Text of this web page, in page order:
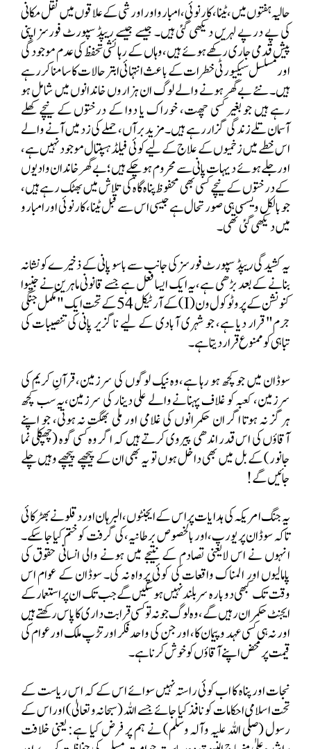
حالیہ ہفتوں میں، ٹینا، کارنوئی، امبارو اور اورشی کے علاقوں میں نقل مکانی
کی پے در پے لہریں دیکھی گئی ہیں۔ جیسے جیسے ریپڈ سپورٹ فورسز اپنی
پیش قدمی جاری رکھے ہوئے ہیں، وہاں کے رہائشی تحفظ کی عدم موجودگی
اور مسلسل سیکیورٹی خطرات کے باعث انتہائی ابتر حالات کا سامنا کر رہے
ہیں۔ نئے بے گھر ہونے والے لوگ ان ہزاروں خاندانوں میں شامل ہو
رہے ہیں جو بغیر کسی چھت، خوراک یا دوا کے درختوں کے نیچے کھلے
آسمان تلے زندگی گزار رہے ہیں۔ مزید برآں، حملے کی زد میں آنے والے
اس خطے میں زخمیوں کے علاج کے لیے کوئی فیلڈ ہسپتال موجود نہیں ہے،
اور جلے ہوئے دیہات پانی سے محروم ہو چکے ہیں؛ بے گھر خاندان وادیوں
کے درختوں کے نیچے کسی بھی محفوظ پناہ گاہ کی تلاش میں بھٹک رہے ہیں،
جو بالکل ویسسی ہی صورتحال ہے جیسی اس سے قبل ٹینا، کارنوئی اور امبارو
میں دیکھی گئی تھی۔
یہ کشیدگی ریپڈ سپورٹ فورسز کی جانب سے باسو پانی کے ذخیرے کو نشانہ
بنانے کے بعد بڑھی ہے،یہ ایک ایسا فعل ہے جسے قانونی ماہرین نے جنیوا
کنونشن کے پروٹوکول ون (I) کے آرٹیکل54کے تحت ایک "مکمل جنگی
جرم" قرار دیا ہے، جو شہری آبادی کے لیے ناگزیر پانی کی تنصیبات کی
تباہی کو ممنوع قرار دیتا ہے۔
سوڈان میں جو کچھ ہو رہا ہے،وہ نیک لوگوں کی سرزمین، قرآنِ کریم کی
سرزمین، کعبہ کو غلاف پہنانے والے علی دینار کی سرزمین،یہ سب کچھ
ہرگز نہ ہوتا اگر ان حکمرانوں کی غلامی اور ملی بھگت نہ ہوتی، جو اپنے
آقاؤں کی اس قدر اندھی پیروی کرتے ہیں کہ اگر وہ کسی گوہ (چھپکلی نما
جانور) کے بل میں بھی داخل ہوں تو یہ بھی ان کے پیچھے پیچھے وہیں چلے
جائیں گے!
یہ جنگ امریکہ کی ہدایات پر اس کے ایجنٹوں، البرہان اور دقلو نے بھڑکائی
تاکہ سوڈان پر یورپ،اور بالخصوص برطانیہ،کی گرفت کو ختم کیا جا سکے۔
انہوں نے اس لایعنی تصادم کے نتیجے میں ہونے والی انسانی حقوق کی
پامالیوں اور المناک واقعات کی کوئی پرواہ نہ کی۔ سوڈان کے عوام اس
وقت تک کبھی دوبارہ سر بلند نہیں ہو سکیں گے جب تک ان پر استعمار کے
ایجنٹ حکمران رہیں گے،وہ لوگ جو نہ تو کسی قرابت داری کا پاس رکھتے ہیں
اور نہ ہی کسی عہد و پیمان کا، اور جن کی واحد فکر اور تڑپ ملک اور عوام کی
قیمت پر محض اپنے آقاؤں کو خوش کرنا ہے۔
نجات اور پناہ کا اب کوئی راستہ نہیں سوائے اس کے کہ اس ریاست کے
تحت اسلامی احکامات کو نافذ کیا جائے جسے اللہ (سبحانہ و تعالیٰ) اور اس کے
رسول (صلی اللہ علیہ وآلہ وسلم) نے ہم پر فرض کیا ہے: یعنی خلافت